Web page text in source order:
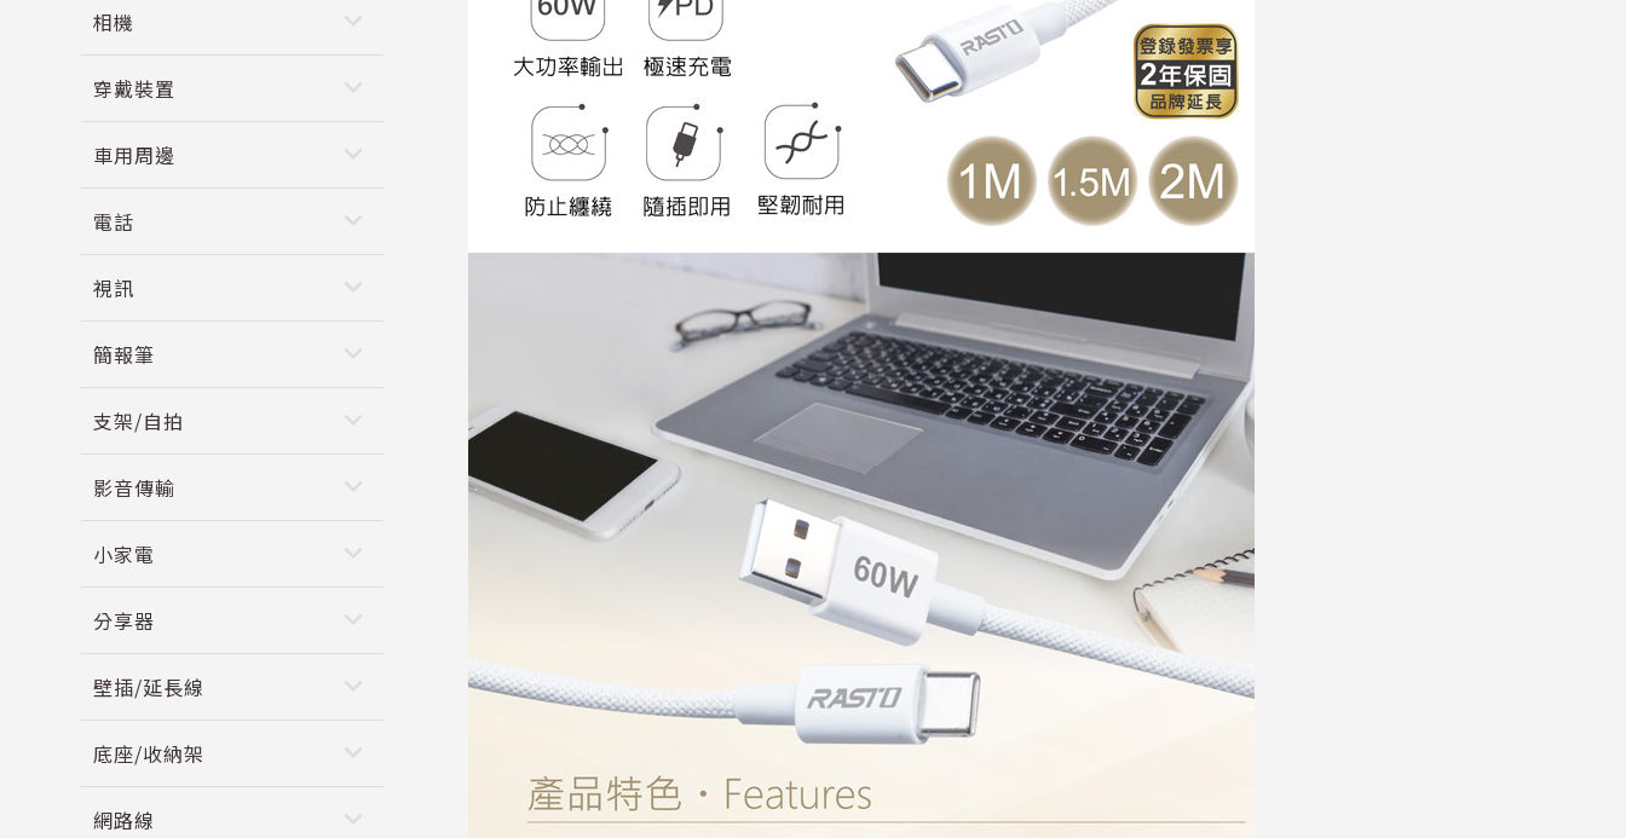
相機 keyboard_arrow_down
穿戴裝置 keyboard_arrow_down
車用周邊 keyboard_arrow_down
電話 keyboard_arrow_down
視訊 keyboard_arrow_down
簡報筆 keyboard_arrow_down
支架/自拍 keyboard_arrow_down
影音傳輸 keyboard_arrow_down
小家電 keyboard_arrow_down
分享器 keyboard_arrow_down
壁插/延長線 keyboard_arrow_down
底座/收納架 keyboard_arrow_down
網路線 keyboard_arrow_down